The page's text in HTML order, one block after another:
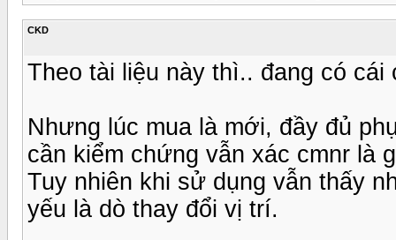
CKD
Theo tài liệu này thì.. đang có cái
Nhưng lúc mua là mới, đầy đủ
cần kiểm chứng vẫn xác cmnr là
Tuy nhiên khi sử dụng vẫn thấy
yếu là dò thay đổi vị trí.